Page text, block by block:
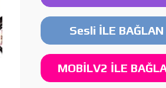
Sesli İLE BAĞLAN
MOBİLV2 İLE